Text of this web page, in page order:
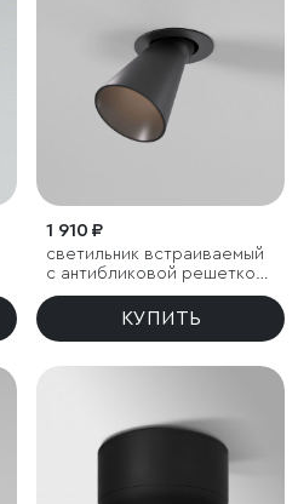
1 910 ₽
светильник встраиваемый
с антибликовой решеткой
Bell 8W 3000K черный
КУПИТЬ